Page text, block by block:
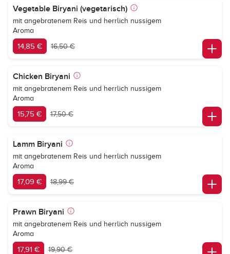
Vegetable Biryani (vegetarisch)
mit angebratenem Reis und herrlich nussigem
Aroma
14,85 € 16,50 €
Chicken Biryani
mit angebratenem Reis und herrlich nussigem
Aroma
15,75 € 17,50 €
Lamm Biryani
mit angebratenem Reis und herrlich nussigem
Aroma
17,09 € 18,99 €
Prawn Biryani
mit angebratenem Reis und herrlich nussigem
Aroma
17,91 € 19,90 €